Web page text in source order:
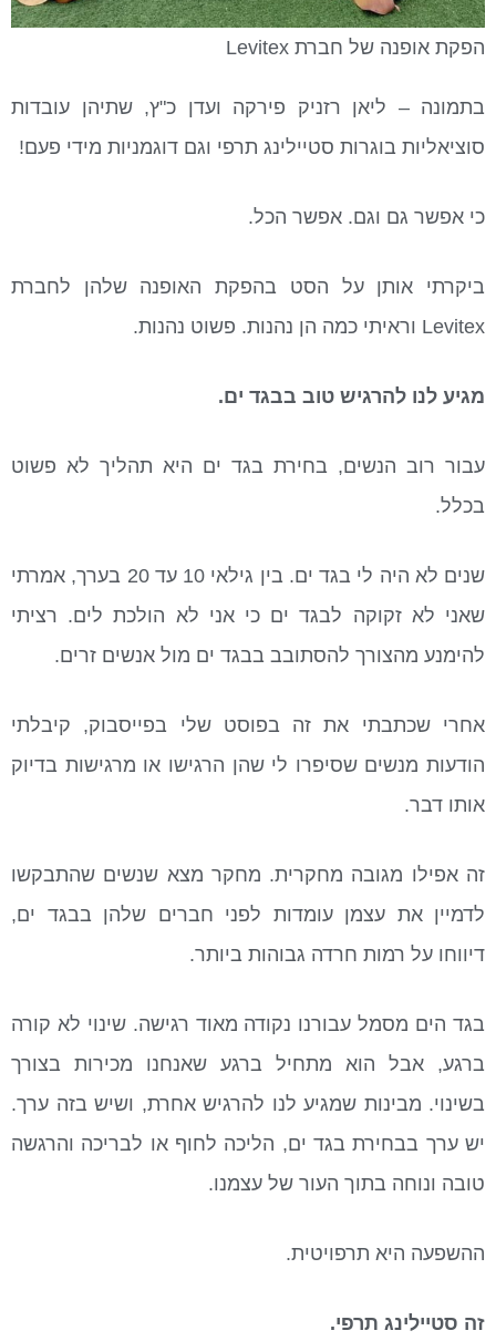
הפקת אופנה של חברת Levitex
בתמונה – ליאן רזניק פירקה ועדן כ"ץ, שתיהן עובדות
סוציאליות בוגרות סטיילינג תרפי וגם דוגמניות מידי פעם!
כי אפשר גם וגם. אפשר הכל.
ביקרתי אותן על הסט בהפקת האופנה שלהן לחברת
Levitex וראיתי כמה הן נהנות. פשוט נהנות.
מגיע לנו להרגיש טוב בבגד ים.
עבור רוב הנשים, בחירת בגד ים היא תהליך לא פשוט
בכלל.
שנים לא היה לי בגד ים. בין גילאי 10 עד 20 בערך, אמרתי
שאני לא זקוקה לבגד ים כי אני לא הולכת לים. רציתי
להימנע מהצורך להסתובב בבגד ים מול אנשים זרים.
אחרי שכתבתי את זה בפוסט שלי בפייסבוק, קיבלתי
הודעות מנשים שסיפרו לי שהן הרגישו או מרגישות בדיוק
אותו דבר.
זה אפילו מגובה מחקרית. מחקר מצא שנשים שהתבקשו
לדמיין את עצמן עומדות לפני חברים שלהן בבגד ים,
דיווחו על רמות חרדה גבוהות ביותר.
בגד הים מסמל עבורנו נקודה מאוד רגישה. שינוי לא קורה
ברגע, אבל הוא מתחיל ברגע שאנחנו מכירות בצורך
בשינוי. מבינות שמגיע לנו להרגיש אחרת, ושיש בזה ערך.
יש ערך בבחירת בגד ים, הליכה לחוף או לבריכה והרגשה
טובה ונוחה בתוך העור של עצמנו.
ההשפעה היא תרפויטית.
זה סטיילינג תרפי.